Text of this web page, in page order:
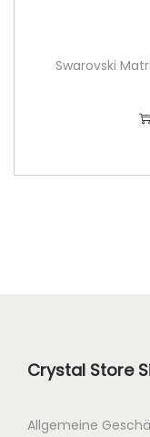
Swarovski
Crystal Store
Allgemeine